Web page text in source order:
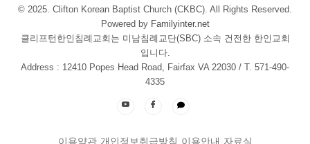
© 2025. Clifton Korean Baptist Church (CKBC). All Rights Reserved.
Powered by Familyinter.net
클리프턴한인침례교회는 미남침례교단(SBC) 소속 건전한 한인교회
입니다.
Address : 12410 Popes Head Road, Fairfax VA 22030 / T. 571-490-
4335
이용약관 개인정보취급방침 이용안내 자료실